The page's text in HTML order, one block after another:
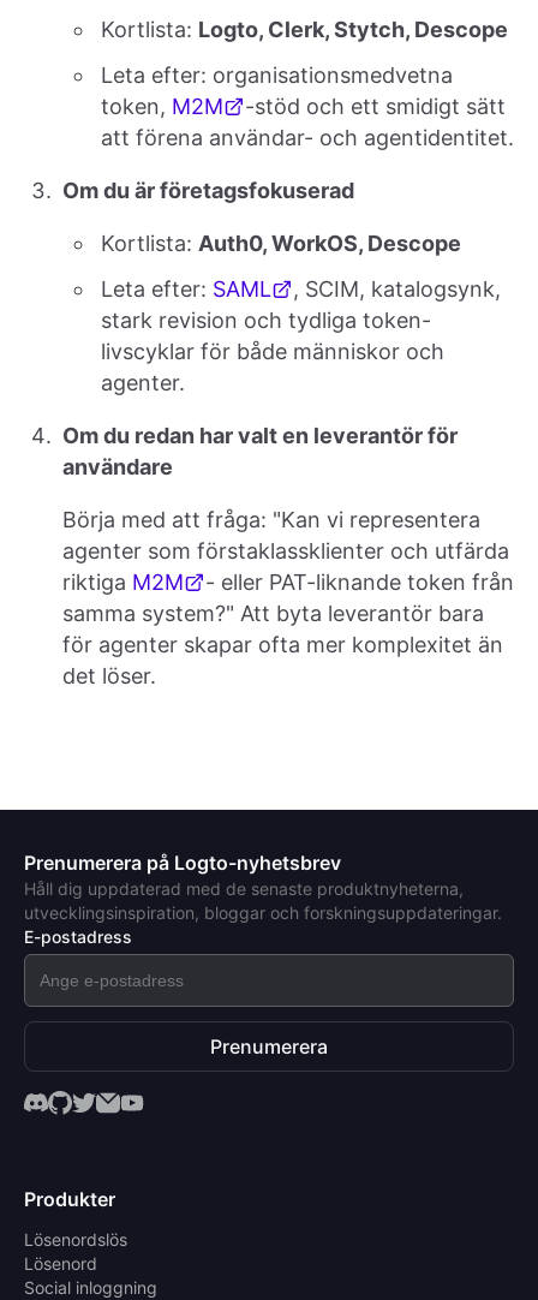
Kortlista: Logto, Clerk, Stytch, Descope
Leta efter: organisationsmedvetna
token, M2M
-stöd och ett smidigt sätt
att förena användar- och agentidentitet.
Om du är företagsfokuserad
Kortlista: Auth0, WorkOS, Descope
Leta efter: SAML
, SCIM, katalogsynk,
stark revision och tydliga token-
livscyklar för både människor och
agenter.
Om du redan har valt en leverantör för
användare
Börja med att fråga: "Kan vi representera
agenter som förstaklassklienter och utfärda
riktiga M2M
- eller PAT-liknande token från
samma system?" Att byta leverantör bara
för agenter skapar ofta mer komplexitet än
det löser.
Prenumerera på Logto-nyhetsbrev
Håll dig uppdaterad med de senaste produktnyheterna,
utvecklingsinspiration, bloggar och forskningsuppdateringar.
E-postadress
Prenumerera
Produkter
Lösenordslös
Lösenord
Social inloggning